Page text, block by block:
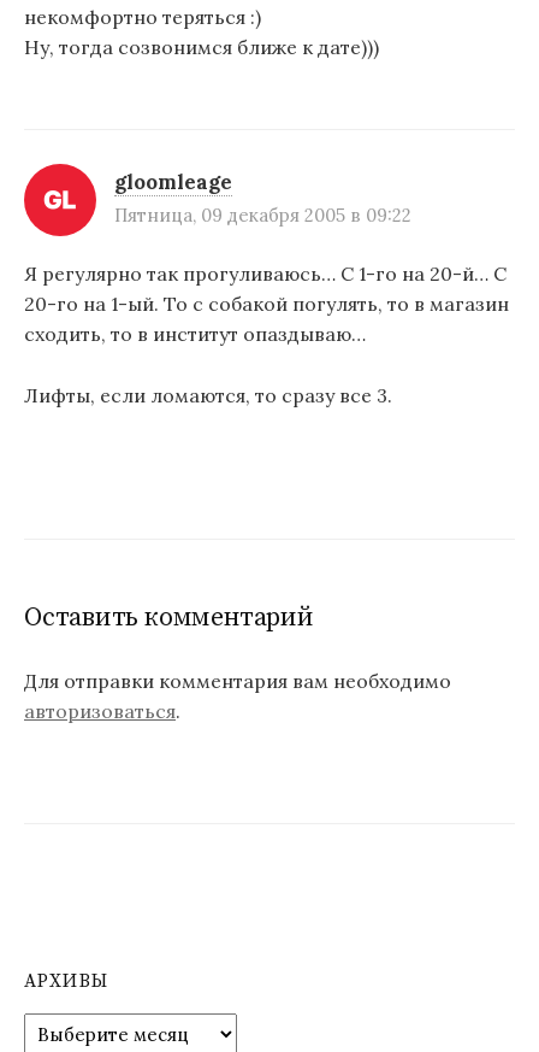
некомфортно теряться :)
Ну, тогда созвонимся ближе к дате)))
gloomleage
Пятница, 09 декабря 2005 в 09:22
Я регулярно так прогуливаюсь… С 1-го на 20-й… С
20-го на 1-ый. То с собакой погулять, то в магазин
сходить, то в институт опаздываю…
Лифты, если ломаются, то сразу все 3.
Оставить комментарий
Для отправки комментария вам необходимо
авторизоваться.
АРХИВЫ